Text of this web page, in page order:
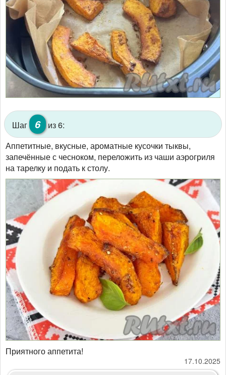
Шаг 6
из 6:
Аппетитные, вкусные, ароматные кусочки тыквы,
запечённые с чесноком, переложить из чаши аэрогриля
на тарелку и подать к столу.
Приятного аппетита!
17.10.2025